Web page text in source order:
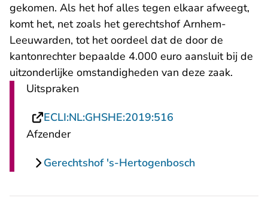
gekomen. Als het hof alles tegen elkaar afweegt,
komt het, net zoals het gerechtshof Arnhem-
Leeuwarden, tot het oordeel dat de door de
kantonrechter bepaalde 4.000 euro aansluit bij de
uitzonderlijke omstandigheden van deze zaak.
Uitspraken
ECLI:NL:GHSHE:2019:516
Afzender
Gerechtshof 's-Hertogenbosch